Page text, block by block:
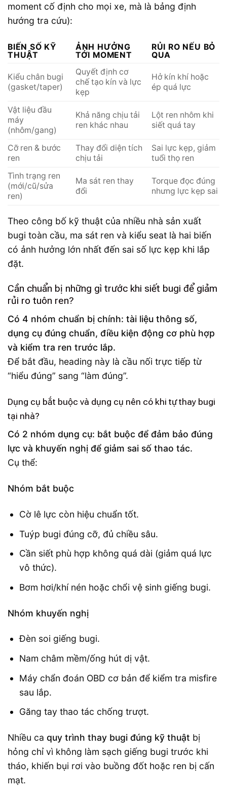
moment cố định cho mọi xe, mà là bảng định
hướng tra cứu):
BIẾN SỐ KỸ
THUẬT
ẢNH HƯỞNG
TỚI MOMENT
RỦI RO NẾU BỎ
QUA
Kiểu chân bugi
(gasket/taper)
Quyết định cơ
chế tạo kín và lực
kẹp
Hở kín khí hoặc
ép quá lực
Vật liệu đầu
máy
(nhôm/gang)
Khả năng chịu tải
ren khác nhau
Lột ren nhôm khi
siết quá tay
Cỡ ren & bước
ren
Thay đổi diện tích
chịu tải
Sai lực kẹp, giảm
tuổi thọ ren
Tình trạng ren
(mới/cũ/sửa
ren)
Ma sát ren thay
đổi
Torque đọc đúng
nhưng lực kẹp sai
Theo công bố kỹ thuật của nhiều nhà sản xuất
bugi toàn cầu, ma sát ren và kiểu seat là hai biến
có ảnh hưởng lớn nhất đến sai số lực kẹp khi lắp
đặt.
Cần chuẩn bị những gì trước khi siết bugi để giảm
rủi ro tuôn ren?
Có 4 nhóm chuẩn bị chính: tài liệu thông số,
dụng cụ đúng chuẩn, điều kiện động cơ phù hợp
và kiểm tra ren trước lắp.
Để bắt đầu, heading này là cầu nối trực tiếp từ
“hiểu đúng” sang “làm đúng”.
Dụng cụ bắt buộc và dụng cụ nên có khi tự thay bugi
tại nhà?
Có 2 nhóm dụng cụ: bắt buộc để đảm bảo đúng
lực và khuyến nghị để giảm sai số thao tác.
Cụ thể:
Nhóm bắt buộc
Cờ lê lực còn hiệu chuẩn tốt.
Tuýp bugi đúng cỡ, đủ chiều sâu.
Cần siết phù hợp không quá dài (giảm quá lực
vô thức).
Bơm hơi/khí nén hoặc chổi vệ sinh giếng bugi.
Nhóm khuyến nghị
Đèn soi giếng bugi.
Nam châm mềm/ống hút dị vật.
Máy chẩn đoán OBD cơ bản để kiểm tra misfire
sau lắp.
Găng tay thao tác chống trượt.
Nhiều ca quy trình thay bugi đúng kỹ thuật bị
hỏng chỉ vì không làm sạch giếng bugi trước khi
tháo, khiến bụi rơi vào buồng đốt hoặc ren bị cấn
mạt.